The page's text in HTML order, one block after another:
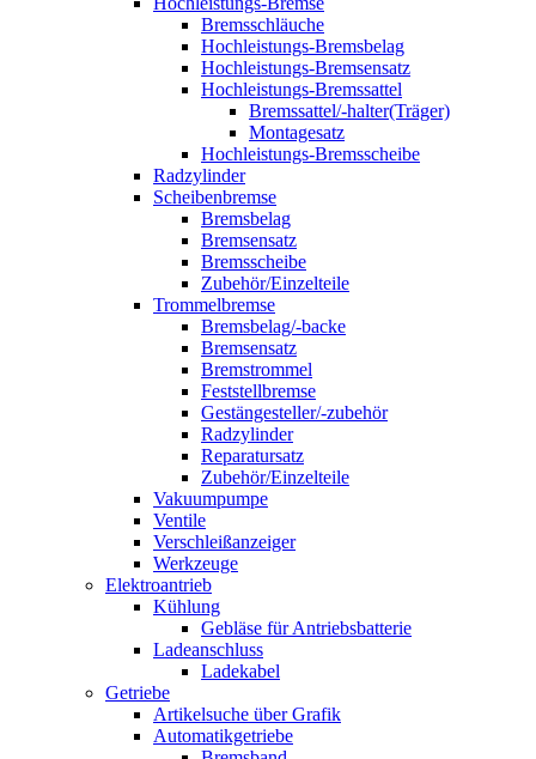
Bremsschläuche
Hochleistungs-Bremsbelag
Hochleistungs-Bremsensatz
Hochleistungs-Bremssattel
Bremssattel/-halter(Träger)
Montagesatz
Hochleistungs-Bremsscheibe
Radzylinder
Scheibenbremse
Bremsbelag
Bremsensatz
Bremsscheibe
Zubehör/Einzelteile
Trommelbremse
Bremsbelag/-backe
Bremsensatz
Bremstrommel
Feststellbremse
Gestängesteller/-zubehör
Radzylinder
Reparatursatz
Zubehör/Einzelteile
Vakuumpumpe
Ventile
Verschleißanzeiger
Werkzeuge
Elektroantrieb
Kühlung
Gebläse für Antriebsbatterie
Ladeanschluss
Ladekabel
Getriebe
Artikelsuche über Grafik
Automatikgetriebe